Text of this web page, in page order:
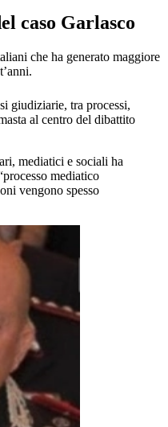
caso Garlasco
che ha generato maggiore
giudiziarie, tra processi,
al centro del dibattito
mediatici e sociali ha
mediatico
vengono spesso